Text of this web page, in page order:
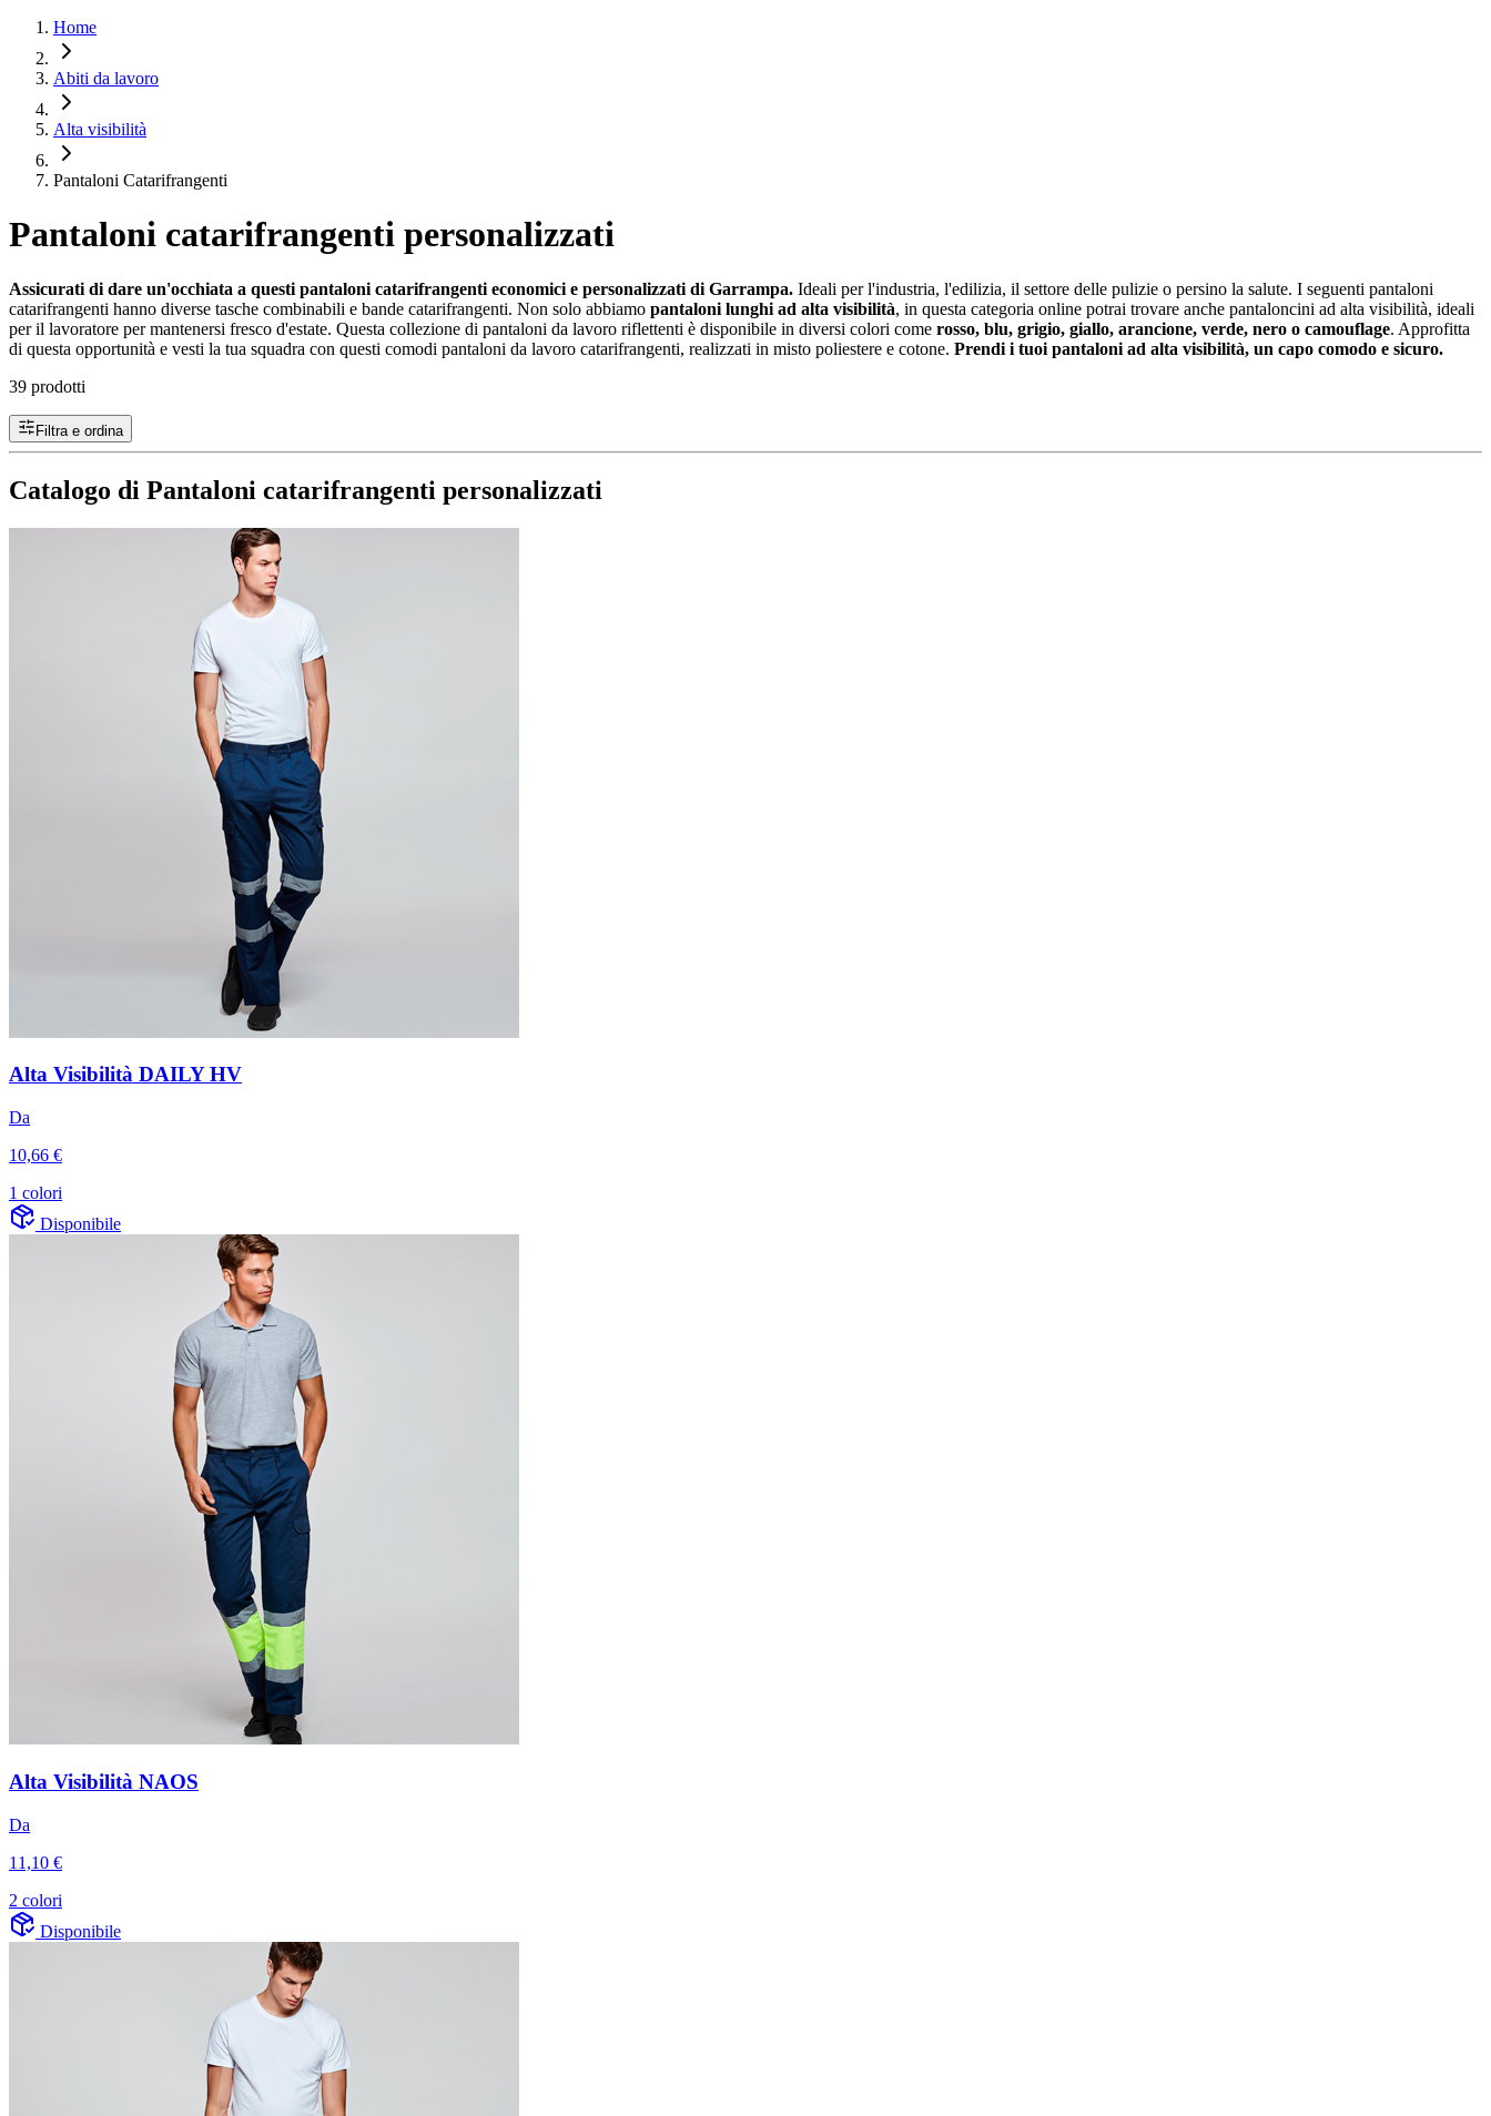
Home
Abiti da lavoro
Alta visibilità
Pantaloni Catarifrangenti
Pantaloni catarifrangenti personalizzati
Assicurati di dare un'occhiata a questi pantaloni catarifrangenti economici e personalizzati di Garrampa. Ideali per l'industria, l'edilizia, il settore delle pulizie o persino la salute. I seguenti pantaloni
catarifrangenti hanno diverse tasche combinabili e bande catarifrangenti. Non solo abbiamo pantaloni lunghi ad alta visibilità, in questa categoria online potrai trovare anche pantaloncini ad alta visibilità, ideali
per il lavoratore per mantenersi fresco d'estate. Questa collezione di pantaloni da lavoro riflettenti è disponibile in diversi colori come rosso, blu, grigio, giallo, arancione, verde, nero o camouflage. Approfitta
di questa opportunità e vesti la tua squadra con questi comodi pantaloni da lavoro catarifrangenti, realizzati in misto poliestere e cotone. Prendi i tuoi pantaloni ad alta visibilità, un capo comodo e sicuro.
39 prodotti
Filtra e ordina
Catalogo di Pantaloni catarifrangenti personalizzati
Alta Visibilità DAILY HV
Da
10,66 €
1 colori
Disponibile
Alta Visibilità NAOS
Da
11,10 €
2 colori
Disponibile